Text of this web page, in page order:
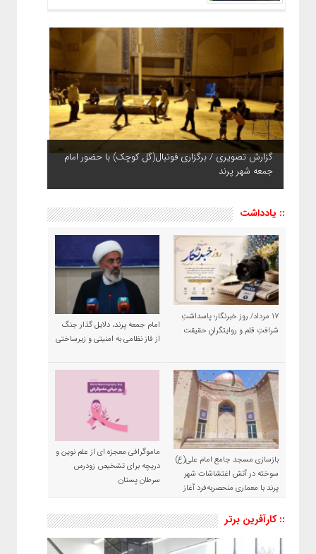
گزارش تصویری / برگزاری فوتبال(گل کوچک) با حضور امام
جمعه شهر پرند
:: یادداشت
۱۷ مرداد/ روز خبرنگار؛ پاسداشتِ
شرافتِ قلم و روایتگرانِ حقیقت
امام جمعه پرند، دلایل گذار جنگ
از فاز نظامی به امنیتی و زیرساختی
بازسازی مسجد جامع امام علی(ع)
سوخته در آتش اغتشاشات شهر
پرند با معماری منحصربه‌فرد آغاز
ماموگرافی معجزه ای از علم نوین و
دریچه برای تشخیص زودرس
سرطان پستان
:: کارآفرین برتر